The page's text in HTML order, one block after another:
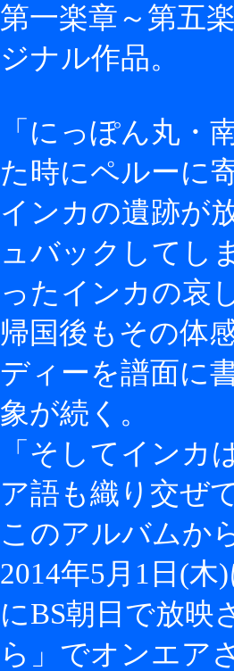
第一楽章～第五
ジナル作品。
「にっぽん丸・
た時にペルーに
インカの遺跡が
ュバックしてし
ったインカの哀
帰国後もその体
ディーを譜面に
象が続く。
「そしてインカ
ア語も織り交ぜ
このアルバムか
2014年5月1日(
にBS朝日で放映
ら」でオンエア